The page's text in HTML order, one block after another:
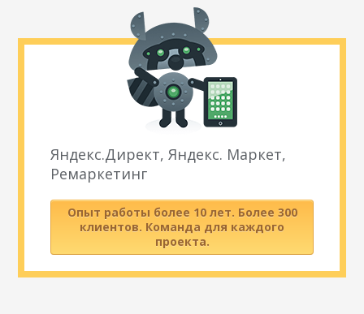
Яндекс.Директ, Яндекс. Маркет,
Ремаркетинг
Опыт работы более 10 лет. Более 300
клиентов. Команда для каждого
проекта.